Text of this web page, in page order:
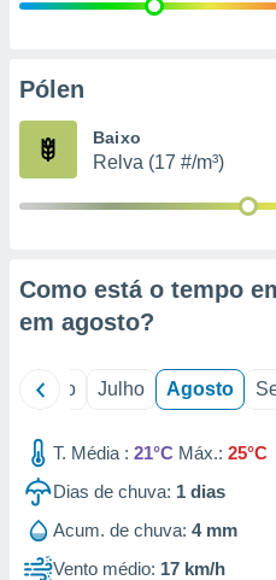
e
de
Pólen
Baixo
Relva (17 #/m³)
Como está o tempo
em agosto?
Junho Julho Agosto
T. Média : 21°C Máx.: 25°C
Dias de chuva: 1 dias
Acum. de chuva: 4 mm
Vento médio: 17 km/h